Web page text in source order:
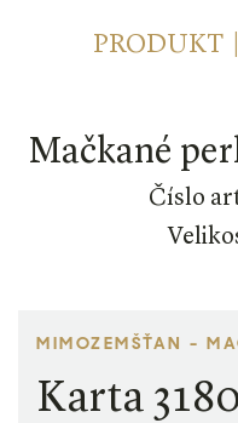
PRODUKT
Mačkané
Číslo
MIMOZEMŠŤAN -
Karta